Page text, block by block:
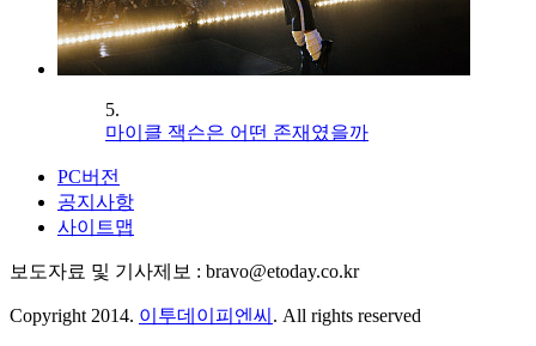
5.
마이클 잭슨은 어떤 존재였을까
PC버전
공지사항
사이트맵
보도자료 및 기사제보 : bravo@etoday.co.kr
Copyright 2014. 이투데이피엔씨 . All rights reserved